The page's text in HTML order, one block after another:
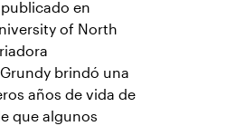
en
of North
brindó una
años de vida de
que algunos